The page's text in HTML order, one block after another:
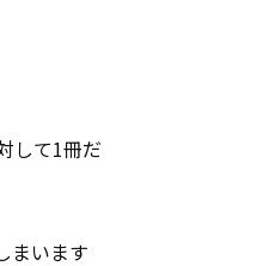
して1冊だ
まいます